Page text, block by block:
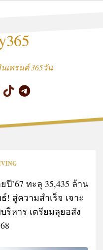
เทรนด์ 365วัน
’67 ทะลุ 35,435 ล้าน
สู่ความสำเร็จ เจาะ
หาร เตรียมลุยอสัง